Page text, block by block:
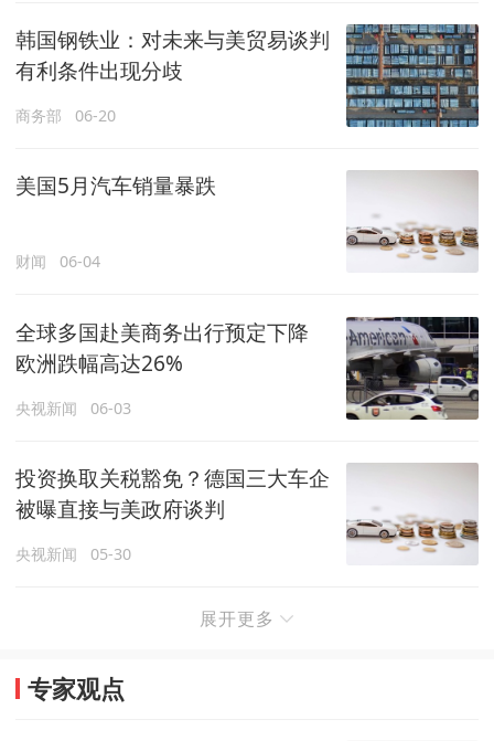
韩国钢铁业：对未来与美贸易谈判
有利条件出现分歧
商务部 06-20
美国5月汽车销量暴跌
财闻 06-04
全球多国赴美商务出行预定下降
欧洲跌幅高达26%
央视新闻 06-03
投资换取关税豁免？德国三大车企
被曝直接与美政府谈判
央视新闻 05-30
展开更多
专家观点